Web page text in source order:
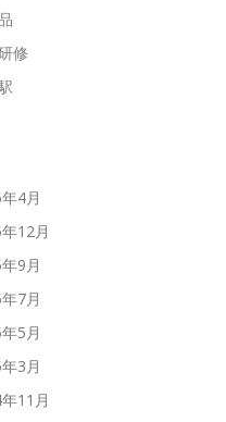
修
4月
12月
9月
7月
5月
3月
11月